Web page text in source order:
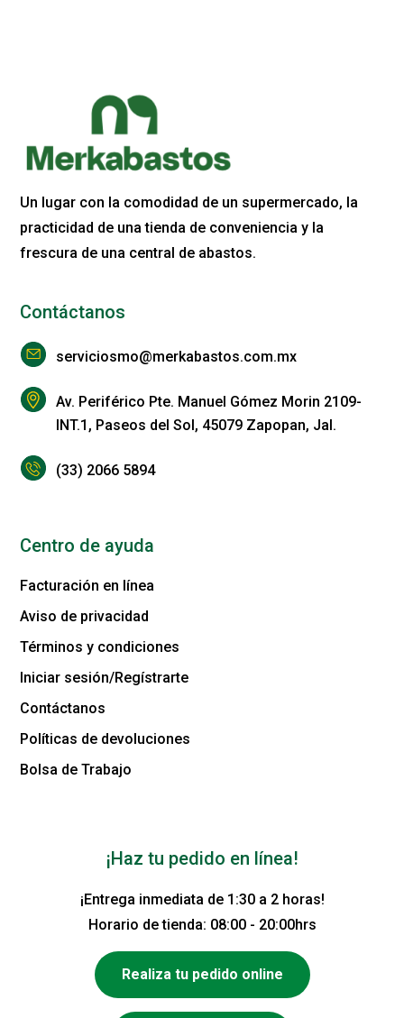
Un lugar con la comodidad de un supermercado, la
practicidad de una tienda de conveniencia y la
frescura de una central de abastos.
Contáctanos
serviciosmo@merkabastos.com.mx
Av. Periférico Pte. Manuel Gómez Morin 2109-
INT.1, Paseos del Sol, 45079 Zapopan, Jal.
(33) 2066 5894
Centro de ayuda
Facturación en línea
Aviso de privacidad
Términos y condiciones
Iniciar sesión/Regístrarte
Contáctanos
Políticas de devoluciones
Bolsa de Trabajo
¡Haz tu pedido en línea!
¡Entrega inmediata de 1:30 a 2 horas!
Horario de tienda: 08:00 - 20:00hrs
Realiza tu pedido online